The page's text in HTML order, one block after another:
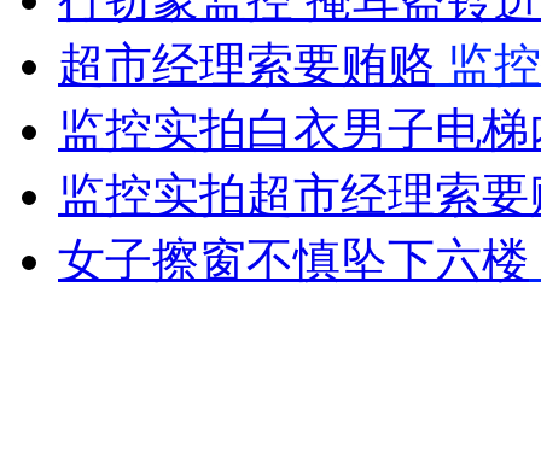
女孩北京地铁殴打老人 痛下狠手拳打脚踢
无痛分娩是否安全 医生回应
外交部：反对强权政治霸凌主义
外交部：有关国家言论片面不公正
超市经理索要贿赂 监控
监控实拍白衣男子电
监控实拍超市经理索
女子擦窗不慎坠下六楼